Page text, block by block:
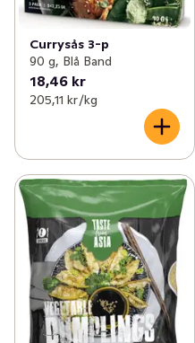
Currysås 3-p
90 g, Blå Band
18,46 kr
205,11 kr /kg